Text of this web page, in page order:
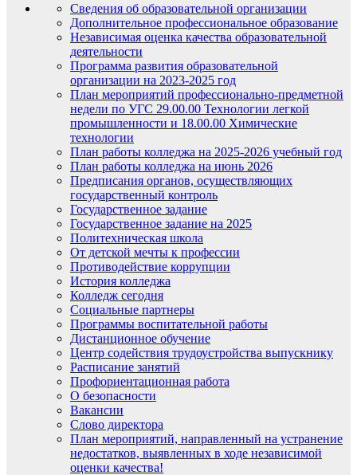
Сведения об образовательной организации
Дополнительное профессиональное образование
Независимая оценка качества образовательной
деятельности
Программа развития образовательной
организации на 2023-2025 год
План мероприятий профессионально-предметной
недели по УГС 29.00.00 Технологии легкой
промышленности и 18.00.00 Химические
технологии
План работы колледжа на 2025-2026 учебный год
План работы колледжа на июнь 2026
Предписания органов, осуществляющих
государственный контроль
Государственное задание
Государственное задание на 2025
Политехническая школа
От детской мечты к профессии
Противодействие коррупции
История колледжа
Колледж сегодня
Социальные партнеры
Программы воспитательной работы
Дистанционное обучение
Центр содействия трудоустройства выпускнику
Расписание занятий
Профориентационная работа
О безопасности
Вакансии
Слово директора
План мероприятий, направленный на устранение
недостатков, выявленных в ходе независимой
оценки качества!